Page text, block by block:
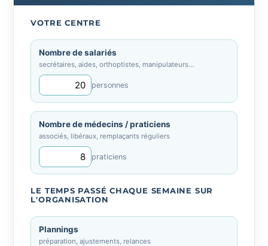
VOTRE CENTRE
Nombre de salariés
secrétaires, aides, orthoptistes, manipulateurs…
personnes
Nombre de médecins / praticiens
associés, libéraux, remplaçants réguliers
praticiens
LE TEMPS PASSÉ CHAQUE SEMAINE SUR
L'ORGANISATION
Plannings
préparation, ajustements, relances